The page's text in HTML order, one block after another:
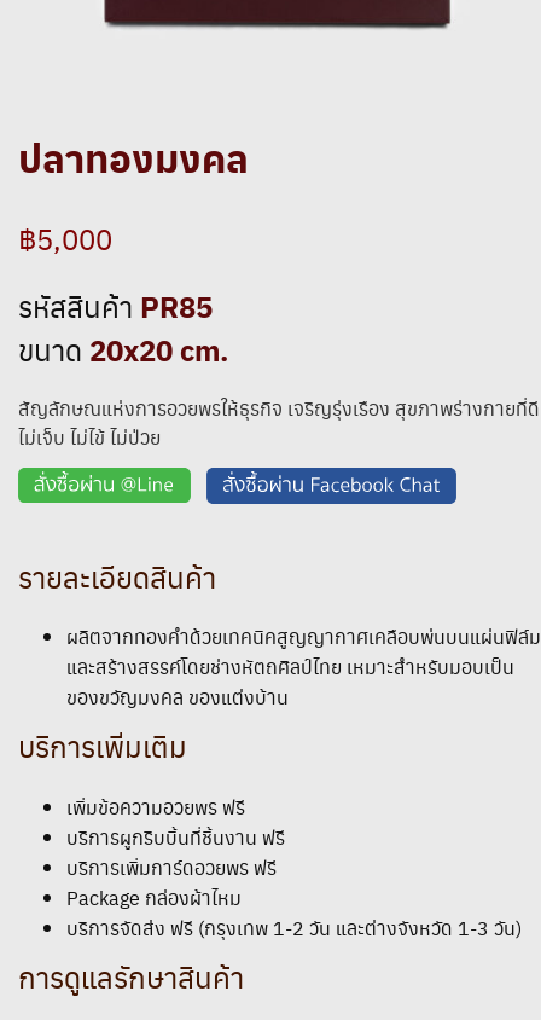
ปลาทองมงคล
฿5,000
รหัสสินค้า PR85
ขนาด 20x20 cm.
สัญลักษณแห่งการอวยพรให้ธุรกิจ เจริญรุ่งเรือง สุขภาพร่างกายที่ดี
ไม่เจ็บ ไม่ไข้ ไม่ป่วย
รายละเอียดสินค้า
ผลิตจากทองคำด้วยเทคนิคสูญญากาศเคลือบพ่นบนแผ่นฟิล์ม
และสร้างสรรค์โดยช่างหัตถศิลป์ไทย เหมาะสำหรับมอบเป็น
ของขวัญมงคล ของแต่งบ้าน
บริการเพิ่มเติม
เพิ่มข้อความอวยพร ฟรี
บริการผูกริบบิ้นที่ชิ้นงาน ฟรี
บริการเพิ่มการ์ดอวยพร ฟรี
Package กล่องผ้าไหม
บริการจัดส่ง ฟรี (กรุงเทพ 1-2 วัน และต่างจังหวัด 1-3 วัน)
การดูแลรักษาสินค้า